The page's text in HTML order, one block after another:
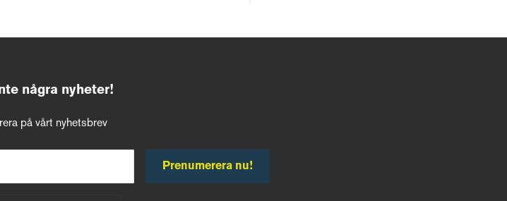
några nyheter!
på vårt nyhetsbrev
Prenumerera nu!